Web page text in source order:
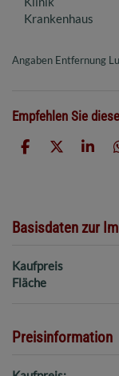
Krankenhaus
Angaben Entfernung
Empfehlen Sie
Basisdaten zur
Kaufpreis
Fläche
Preisinformation